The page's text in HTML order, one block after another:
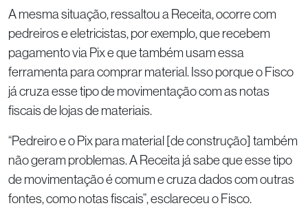
A mesma situação, ressaltou a Receita, ocorre com
pedreiros e eletricistas, por exemplo, que recebem
pagamento via Pix e que também usam essa
ferramenta para comprar material. Isso porque o Fisco
já cruza esse tipo de movimentação com as notas
fiscais de lojas de materiais.
“Pedreiro e o Pix para material [de construção] também
não geram problemas. A Receita já sabe que esse tipo
de movimentação é comum e cruza dados com outras
fontes, como notas fiscais”, esclareceu o Fisco.